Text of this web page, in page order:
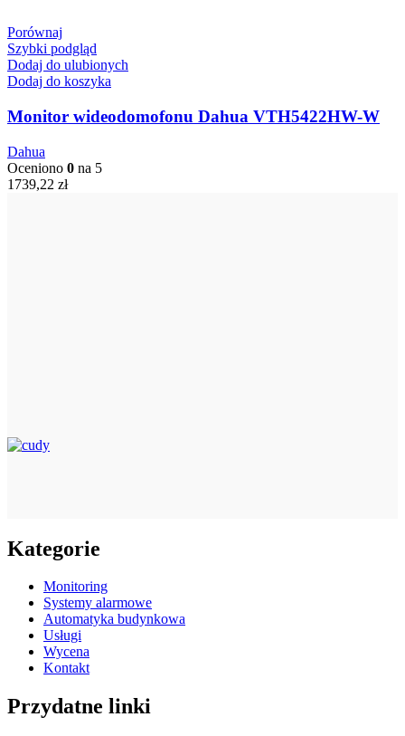
Porównaj
Szybki podgląd
Dodaj do ulubionych
Dodaj do koszyka
Monitor wideodomofonu Dahua VTH5422HW-W
Dahua
Oceniono 0 na 5
1739,22 zł
Kategorie
Monitoring
Systemy alarmowe
Automatyka budynkowa
Usługi
Wycena
Kontakt
Przydatne linki